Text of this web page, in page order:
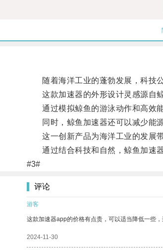
随着海洋工业的蓬勃发展，科技
这款加速器的外形设计灵感源自鲸
通过模拟鲸鱼的游泳动作和高效能
同时，鲸鱼加速器还可以减少能源
这一创新产品为海洋工业的发展带
通过结合科技和自然，鲸鱼加速器
#3#
评论
游客
这款加速器app的价格有点贵，可以适当降低一些，
2024-11-30